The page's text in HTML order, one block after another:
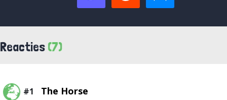
Reacties (7)
#1 The Horse